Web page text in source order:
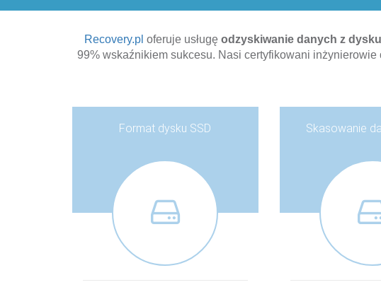
Recovery.pl oferuje usługę odzyskiwanie danych z
99% wskaźnikiem sukcesu. Nasi certyfikowani
Format dysku SSD Skasowanie